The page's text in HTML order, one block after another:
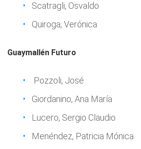
Scatragli, Osvaldo
Quiroga, Verónica
Guaymallén Futuro
Pozzoli, José
Giordanino, Ana María
Lucero, Sergio Claudio
Menéndez, Patricia Mónica